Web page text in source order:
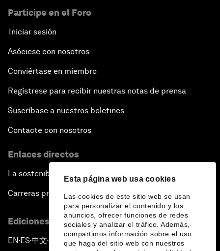
Esta página web usa cookies
Las cookies de este sitio web se usan
para personalizar el contenido y los
anuncios, ofrecer funciones de redes
sociales y analizar el tráfico. Además,
compartimos información sobre el uso
que haga del sitio web con nuestros
Participe en el Foro
Iniciar sesión
Asóciese con nosotros
Conviértase en miembro
Regístrese para recibir nuestras notas de prensa
Suscríbase a nuestros boletines
Contacte con nosotros
Enlaces directos
La sostenibilidad en el Foro
Carreras profesionales
Ediciones en otros idiomas
EN ▪ES▪中文▪ 日本語